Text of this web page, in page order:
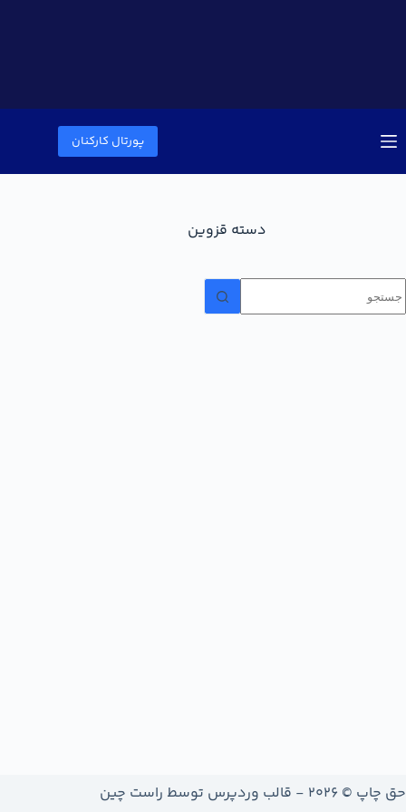
پورتال کارکنان
دسته قزوین
حق چاپ © 2026 - قالب وردپرس توسط راست چین